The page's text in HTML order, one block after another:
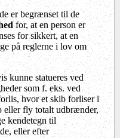
er begrænset til de
for, at en person er
for sikkert, at en
på reglerne i lov om
kunne statueres ved
som f. eks. ved
hvor et skib forliser i
eller fly totalt udbrænder,
kendetegn til
eller efter